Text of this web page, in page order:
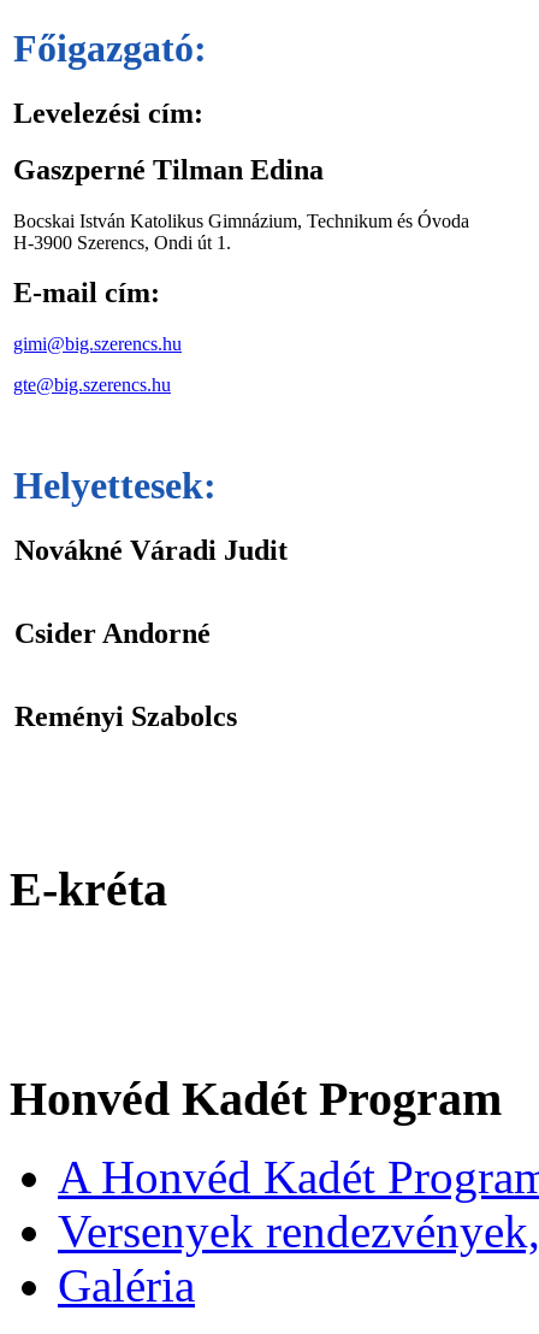
Főigazgató:
Levelezési cím:
Gaszperné Tilman Edina
Bocskai István Katolikus Gimnázium, Technikum és Óvoda
H-3900 Szerencs, Ondi út 1.
E-mail cím:
gimi@big.szerencs.hu
gte@big.szerencs.hu
Helyettesek:
Novákné Váradi Judit
Csider Andorné
Reményi Szabolcs
E-kréta
Honvéd Kadét Program
A Honvéd Kadét
Versenyek
Galéria